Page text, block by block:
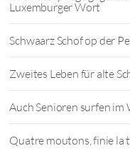
Luxemburger Wort
Schwaarz Schof op der
Zweites Leben für alte
Auch Senioren surfen im
Quatre moutons, finie la